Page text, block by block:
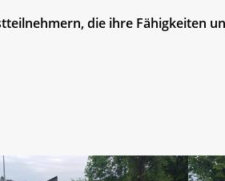
die ihre Fähigkeiten